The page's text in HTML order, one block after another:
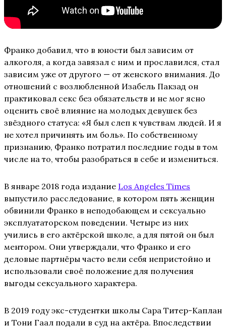
Франко добавил, что в юности был зависим от
алкоголя, а когда завязал с ним и прославился, стал
зависим уже от другого — от женского внимания. До
отношений с возлюбленной Изабель Пакзад он
практиковал секс без обязательств и не мог ясно
оценить своё влияние на молодых девушек без
звёздного статуса: «Я был слеп к чувствам людей. И я
не хотел причинять им боль». По собственному
признанию, Франко потратил последние годы в том
числе на то, чтобы разобраться в себе и измениться.
В январе 2018 года издание Los Angeles Times
выпустило расследование, в котором пять женщин
обвинили Франко в неподобающем и сексуально
эксплуататорском поведении. Четыре из них
учились в его актёрской школе, а для пятой он был
ментором. Они утверждали, что Франко и его
деловые партнёры часто вели себя непристойно и
использовали своё положение для получения
выгоды сексуального характера.
В 2019 году экс-студентки школы Сара Титер-Каплан
и Тони Гаал подали в суд на актёра. Впоследствии